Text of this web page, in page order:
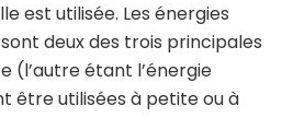
est utilisée. Les énergies
deux des trois principales
(l’autre étant l’énergie
être utilisées à petite ou à